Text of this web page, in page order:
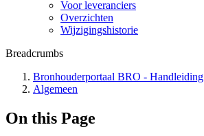
Voor leveranciers
Overzichten
Wijzigingshistorie
Breadcrumbs
Bronhouderportaal BRO - Handleiding
Algemeen
On this Page